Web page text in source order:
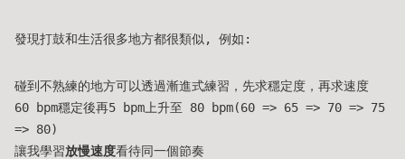
發現打鼓和生活很多地方都很類似, 例如:
碰到不熟練的地方可以透過漸進式練習，先求穩定度，再求速度
60 bpm穩定後再5 bpm上升至 80 bpm(60 => 65 => 70 => 75
=> 80)
讓我學習放慢速度看待同一個節奏